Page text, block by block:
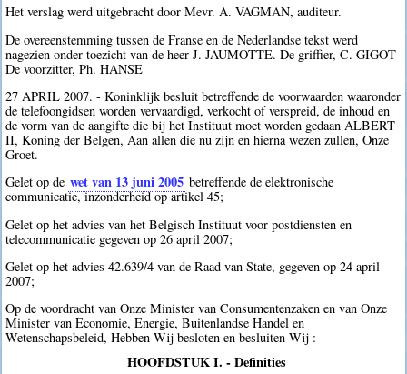
Het verslag werd uitgebracht door Mevr. A. VAGMAN, auditeur.
De overeenstemming tussen de Franse en de Nederlandse tekst werd
nagezien onder toezicht van de heer J. JAUMOTTE. De griffier, C. GIGOT
De voorzitter, Ph. HANSE
27 APRIL 2007. - Koninklijk besluit betreffende de voorwaarden waaronder
de telefoongidsen worden vervaardigd, verkocht of verspreid, de inhoud en
de vorm van de aangifte die bij het Instituut moet worden gedaan ALBERT
II, Koning der Belgen, Aan allen die nu zijn en hierna wezen zullen, Onze
Groet.
Gelet op de wet van 13 juni 2005 betreffende de elektronische
communicatie, inzonderheid op artikel 45;
Gelet op het advies van het Belgisch Instituut voor postdiensten en
telecommunicatie gegeven op 26 april 2007;
Gelet op het advies 42.639/4 van de Raad van State, gegeven op 24 april
2007;
Op de voordracht van Onze Minister van Consumentenzaken en van Onze
Minister van Economie, Energie, Buitenlandse Handel en
Wetenschapsbeleid, Hebben Wij besloten en besluiten Wij :
HOOFDSTUK I. - Definities